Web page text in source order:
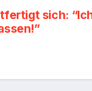
sich: